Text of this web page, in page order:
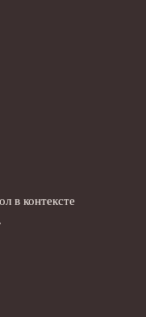
в контексте